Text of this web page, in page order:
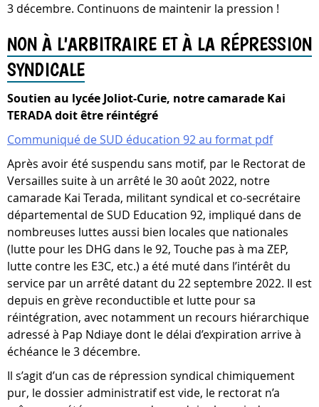
3 décembre. Continuons de maintenir la pression !
NON À L'ARBITRAIRE ET À LA RÉPRESSION
SYNDICALE
Soutien au lycée Joliot-Curie, notre camarade Kai
TERADA doit être réintégré
Communiqué de SUD éducation 92 au format pdf
Après avoir été suspendu sans motif, par le Rectorat de
Versailles suite à un arrêté le 30 août 2022, notre
camarade Kai Terada, militant syndical et co-secrétaire
départemental de SUD Education 92, impliqué dans de
nombreuses luttes aussi bien locales que nationales
(lutte pour les DHG dans le 92, Touche pas à ma ZEP,
lutte contre les E3C, etc.) a été muté dans l’intérêt du
service par un arrêté datant du 22 septembre 2022. Il est
depuis en grève reconductible et lutte pour sa
réintégration, avec notamment un recours hiérarchique
adressé à Pap Ndiaye dont le délai d’expiration arrive à
échéance le 3 décembre.
Il s’agit d’un cas de répression syndical chimiquement
pur, le dossier administratif est vide, le rectorat n’a